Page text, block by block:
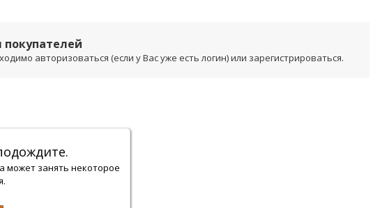
авторизоваться (если у Вас уже есть логин) или зарегистрироваться.
может занять некоторое